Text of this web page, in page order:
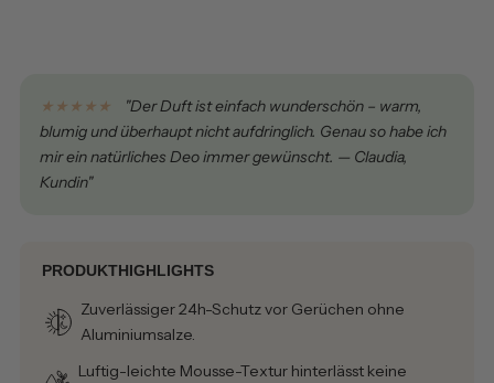
★★★★★
"Der Duft ist einfach wunderschön – warm,
blumig und überhaupt nicht aufdringlich. Genau so habe ich
mir ein natürliches Deo immer gewünscht. — Claudia,
Kundin"
PRODUKTHIGHLIGHTS
Zuverlässiger 24h-Schutz vor Gerüchen ohne
Aluminiumsalze.
Luftig-leichte Mousse-Textur hinterlässt keine